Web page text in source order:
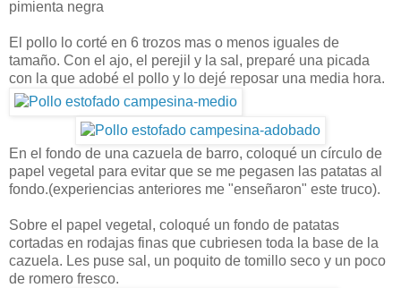
pimienta negra
El pollo lo corté en 6 trozos mas o menos iguales de
tamaño. Con el ajo, el perejil y la sal, preparé una picada
con la que adobé el pollo y lo dejé reposar una media hora.
En el fondo de una cazuela de barro, coloqué un círculo de
papel vegetal para evitar que se me pegasen las patatas al
fondo.(experiencias anteriores me "enseñaron" este truco).
Sobre el papel vegetal, coloqué un fondo de patatas
cortadas en rodajas finas que cubriesen toda la base de la
cazuela. Les puse sal, un poquito de tomillo seco y un poco
de romero fresco.